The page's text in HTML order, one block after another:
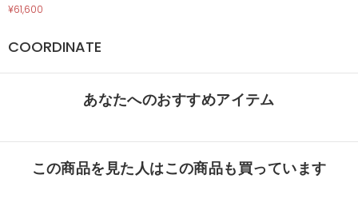
¥61,600
COORDINATE
あなたへのおすすめアイテム
この商品を見た人はこの商品も買っています